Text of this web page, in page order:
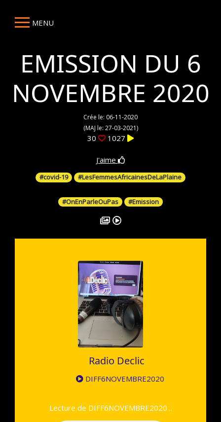
MENU
EMISSION DU 6
NOVEMBRE 2020
Crée le: 06-11-2020
(MAJ le: 27-03-2021)
30 1027
J'aime
#covid-19 #LesFemmesAfricainesDeLaPlaine
#OnEnParleOuPas #Emission
Radio Declic
DIFF6NOVEMBRE2020
Lecture de DIFF6NOVEMBRE2020 ..